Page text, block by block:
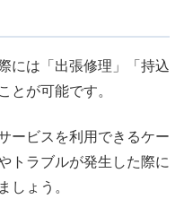
には「出張修理」「持込
とが可能です。
ービスを利用できるケー
トラブルが発生した際に
しょう。